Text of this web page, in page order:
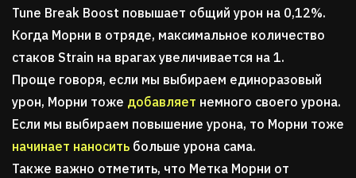
Tune Break Boost повышает общий урон на 0,12%.
Когда Морни в отряде, максимальное количество
стаков Strain на врагах увеличивается на 1.
Проще говоря, если мы выбираем единоразовый
урон, Морни тоже добавляет немного своего урона.
Если мы выбираем повышение урона, то Морни тоже
начинает наносить больше урона сама.
Также важно отметить, что Метка Морни от